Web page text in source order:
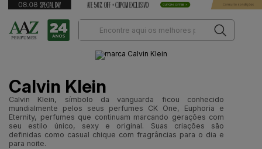
Calvin Klein
Calvin Klein, símbolo da vanguarda ficou conhecido
mundialmente pelos seus perfumes CK One, Euphoria e
Eternity, perfumes que continuam marcando gerações com
seu estilo único, sexy e original. Suas criações são
definidas como casual chique com fragrâncias para o dia e
para noite.